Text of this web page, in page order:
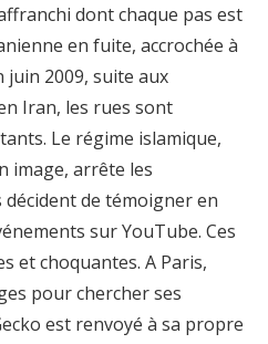
dont chaque pas est
en fuite, accrochée à
juin 2009, suite aux
Iran, les rues sont
Le régime islamique,
image, arrête les
de témoigner en
sur YouTube. Ces
et choquantes. A Paris,
pour chercher ses
est renvoyé à sa propre